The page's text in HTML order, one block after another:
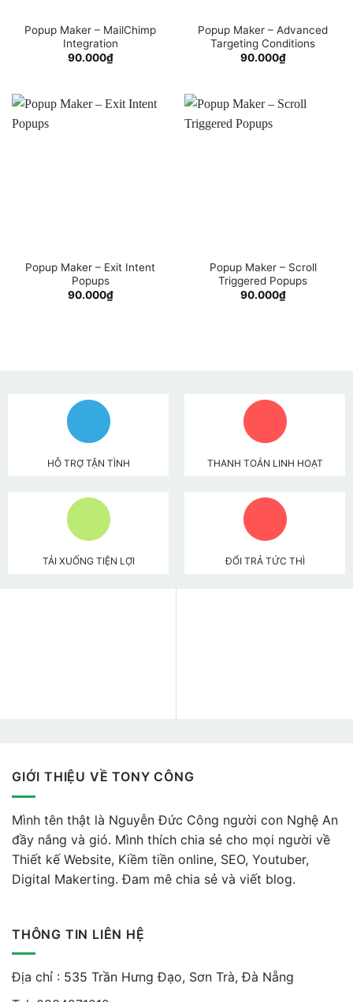
Popup Maker – MailChimp
Integration
90.000₫
Popup Maker – Advanced
Targeting Conditions
90.000₫
Popup Maker – Exit Intent
Popups
90.000₫
Popup Maker – Scroll
Triggered Popups
90.000₫
HỖ TRỢ TẬN TÌNH THANH TOÁN LINH HOẠT
TẢI XUỐNG TIỆN LỢI ĐỔI TRẢ TỨC THÌ
GIỚI THIỆU VỀ TONY CÔNG
Mình tên thật là Nguyễn Đức Công người con Nghệ An
đầy nắng và gió. Mình thích chia sẻ cho mọi người về
Thiết kế Website, Kiềm tiền online, SEO, Youtuber,
Digital Makerting. Đam mê chia sẻ và viết blog.
THÔNG TIN LIÊN HỆ
Địa chỉ : 535 Trần Hưng Đạo, Sơn Trà, Đà Nẵng